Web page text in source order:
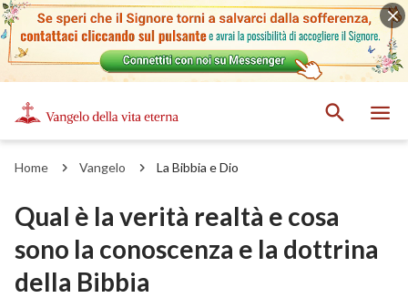
Home Vangelo La Bibbia e Dio
Qual è la verità realtà e cosa
sono la conoscenza e la dottrina
della Bibbia